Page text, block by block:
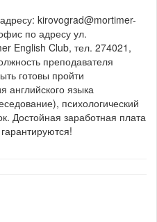
kirovograd@mortimer-
по адресу ул.
English Club, тел. 274021,
преподавателя
готовы пройти
английского языка
психологический
Достойная заработная плата